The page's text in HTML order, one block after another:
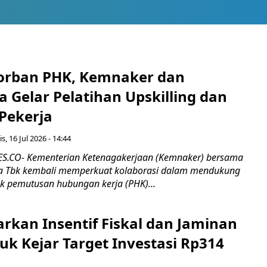
PHK, Kemnaker dan
Gelar Pelatihan Upskilling dan
16 Jul 2026 - 14:44
Kementerian Ketenagakerjaan (Kemnaker) bersama
Tbk kembali memperkuat kolaborasi dalam mendukung
pemutusan hubungan kerja (PHK)...
Insentif Fiskal dan Jaminan
Kejar Target Investasi Rp314